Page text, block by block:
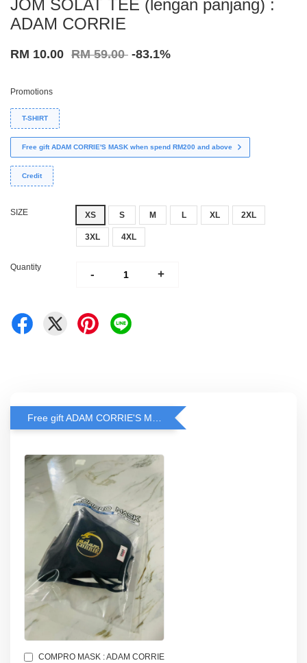
JOM SOLAT TEE (lengan panjang) :
ADAM CORRIE
RM 10.00 RM 59.00 -83.1%
Promotions
T-SHIRT
Free gift ADAM CORRIE'S MASK when spend RM200 and above
Credit
SIZE XS S M L XL 2XL
3XL 4XL
Quantity
- +
COMPRO MASK : ADAM CORRIE